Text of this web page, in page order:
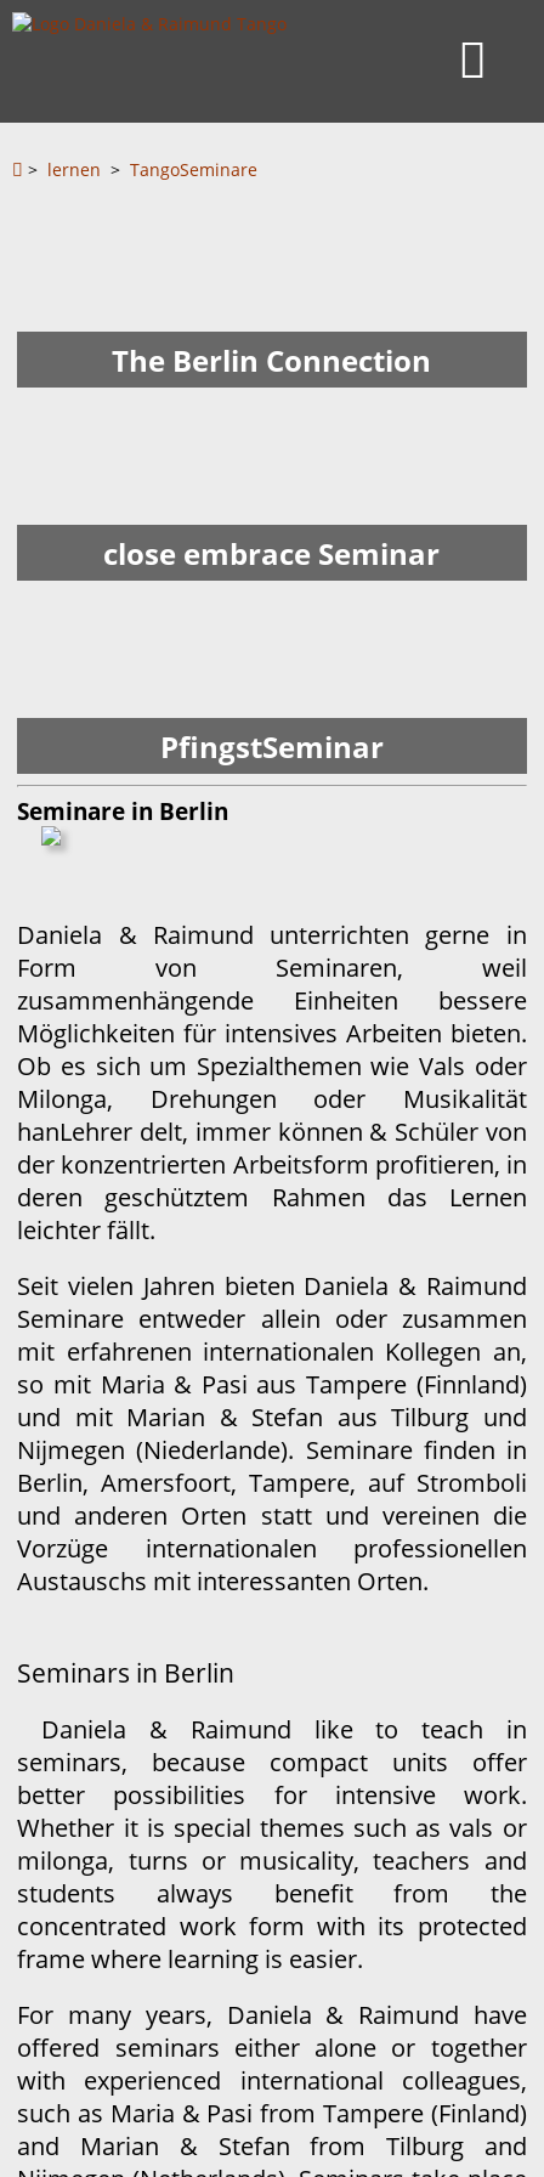
> lernen > TangoSeminare
The Berlin Connection
close embrace Seminar
PfingstSeminar
Seminare in Berlin
Daniela & Raimund unterrichten gerne in
Form von Seminaren, weil
zusammenhängende Einheiten bessere
Möglichkeiten für intensives Arbeiten bieten.
Ob es sich um Spezialthemen wie Vals oder
Milonga, Drehungen oder Musikalität
hanLehrer delt, immer können & Schüler von
der konzentrierten Arbeitsform profitieren, in
deren geschütztem Rahmen das Lernen
leichter fällt.
Seit vielen Jahren bieten Daniela & Raimund
Seminare entweder allein oder zusammen
mit erfahrenen internationalen Kollegen an,
so mit Maria & Pasi aus Tampere (Finnland)
und mit Marian & Stefan aus Tilburg und
Nijmegen (Niederlande). Seminare finden in
Berlin, Amersfoort, Tampere, auf Stromboli
und anderen Orten statt und vereinen die
Vorzüge internationalen professionellen
Austauschs mit interessanten Orten.
Seminars in Berlin
Daniela & Raimund like to teach in
seminars, because compact units offer
better possibilities for intensive work.
Whether it is special themes such as vals or
milonga, turns or musicality, teachers and
students always benefit from the
concentrated work form with its protected
frame where learning is easier.
For many years, Daniela & Raimund have
offered seminars either alone or together
with experienced international colleagues,
such as Maria & Pasi from Tampere (Finland)
and Marian & Stefan from Tilburg and